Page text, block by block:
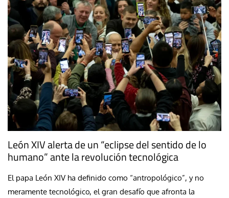
León XIV alerta de un “eclipse del sentido de lo
humano” ante la revolución tecnológica
El papa León XIV ha definido como “antropológico”, y no
meramente tecnológico, el gran desafío que afronta la